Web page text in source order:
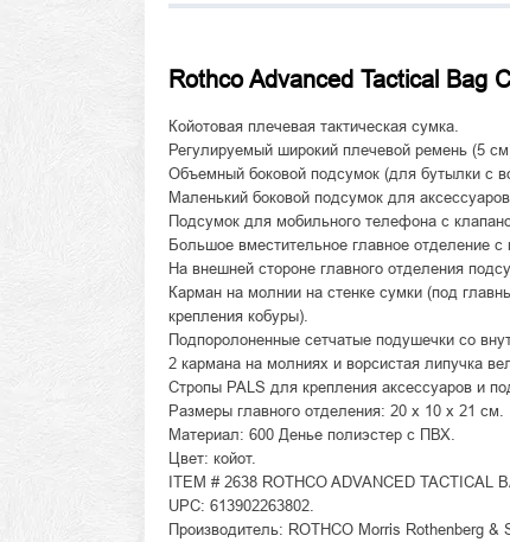
Rothco Advanced Tactical Bag
Койотовая плечевая тактическая сумка.
Регулируемый широкий плечевой ремень (5
Объемный боковой подсумок (для бутылки с
Маленький боковой подсумок для
Подсумок для мобильного телефона с
Большое вместительное главное отделение
На внешней стороне главного отделения
Карман на молнии на стенке сумки (под
крепления кобуры).
Подпоролоненные сетчатые подушечки со
2 кармана на молниях и ворсистая липучка
Стропы PALS для крепления аксессуаров и
Размеры главного отделения: 20 x 10 x 21 см.
Материал: 600 Денье полиэстер с ПВХ.
Цвет: койот.
ITEM # 2638 ROTHCO ADVANCED TACTICAL
UPC: 613902263802.
Производитель: ROTHCO Morris Rothenberg &